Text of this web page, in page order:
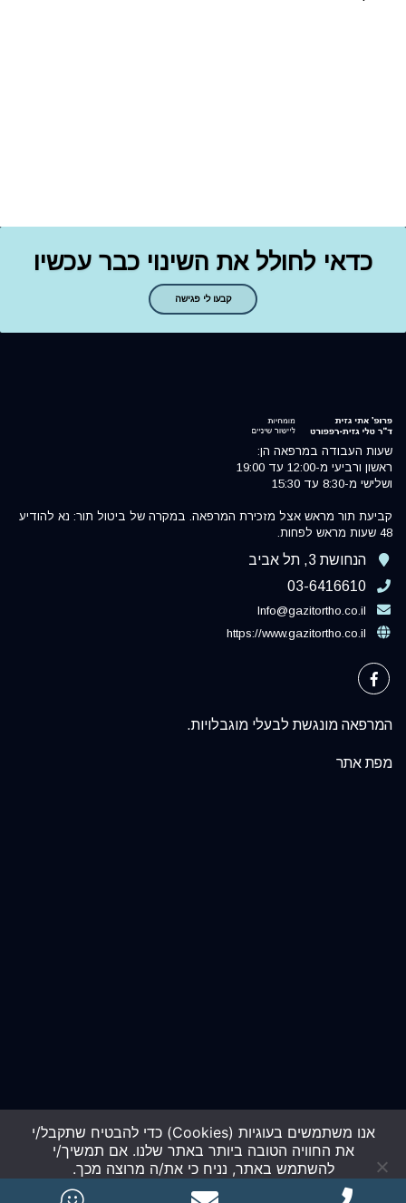
כדאי לחולל את השינוי כבר עכשיו
קבעו לי פגישה
שעות העבודה במרפאה הן:
ראשון ורביעי מ-12:00 עד 19:00
ושלישי מ-8:30 עד 15:30
קביעת תור מראש אצל מזכירת המרפאה. במקרה של ביטול תור: נא להודיע
48 שעות מראש לפחות.
הנחושת 3, תל אביב
03-6416610
Info@gazitortho.co.il
https://www.gazitortho.co.il
המרפאה מונגשת לבעלי מוגבלויות.
מפת אתר
כל הזכויות שמורות gazitortho.co.il
אנו משתמשים בעוגיות (Cookies) כדי להבטיח שתקבל/י
את החוויה הטובה ביותר באתר שלנו. אם תמשיך/י
להשתמש באתר, נניח כי את/ה מרוצה מכך.
לא מסכים/ה